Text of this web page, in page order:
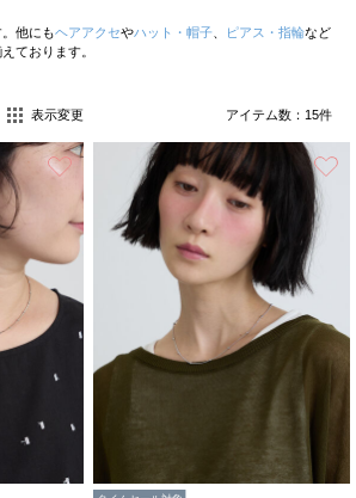
他にもヘアアクセやハット・帽子 ピアス・指輪など
ております。
表示変更 アイテム数： 15件
お気に入り